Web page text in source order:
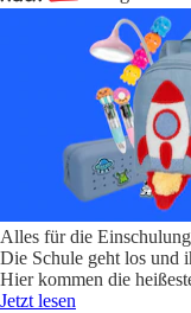
Alles für die
Die Schule geht los und
Hier kommen die
Jetzt lesen